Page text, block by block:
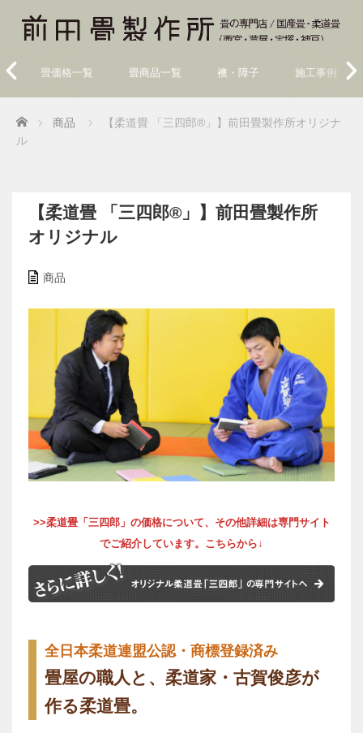
畳価格一覧 畳商品一覧 襖・障子 施工事例
Home 商品
【柔道畳 「三四郎®」】前田畳製作所オリジナ
ル
【柔道畳 「三四郎®」】前田畳製作所
オリジナル
商品
>>柔道畳「三四郎」の価格について、その他詳細は専門サイト
でご紹介しています。こちらから↓
全日本柔道連盟公認・商標登録済み
畳屋の職人と、柔道家・古賀俊彦が
作る柔道畳。